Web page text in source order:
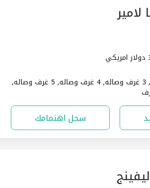
غرفتين وصاله, 3 غرف وصاله, 4 غرف وصاله, 5 غرف وصاله,
سجل اهتمامك